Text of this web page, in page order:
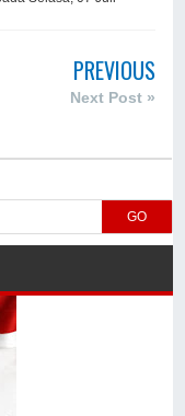
PREVIOUS
Next Post »
GO